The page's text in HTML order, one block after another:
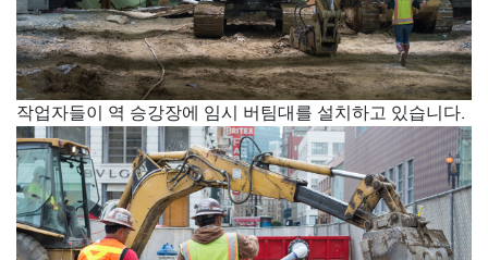
작업자들이 역 승강장에 임시 버팀대를 설치하고 있습니다.